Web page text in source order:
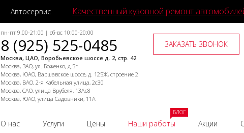
Автосервис Качественный кузовной ремонт
пн-пт 9:00-21:00 | сб-вс 10:00-20:00
8 (925) 525-0485
Москва, ЦАО, Воробьевское шоссе д. 2, стр. 42
Москва, ЗАО, ул. Боженко, д.5г
Москва, ЮАО, Варшавское шоссе, д. 125Ж, строение 2
Москва, ВАО, 2-я Кабельная улица, 2с30
Москва, САО, улица Врубеля, 13Ас8
Москва, ЮАО, улица Садовники, 11А
ЗАКАЗАТЬ ЗВОНОК
О нас Услуги Цены Наши работы
БЛОГ
Акции